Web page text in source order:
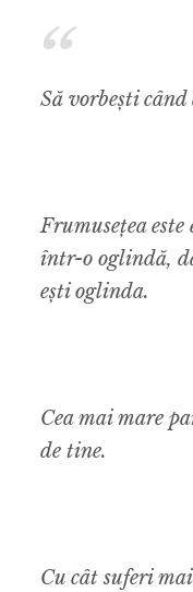
Să vorbești
Frumusețea
într-o oglindă,
ești oglinda.
Cea mai mare
de tine.
Cu cât suferi